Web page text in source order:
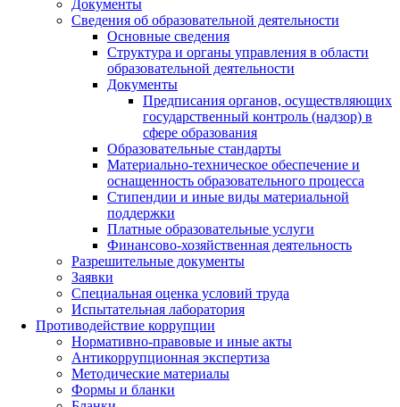
Документы
Сведения об образовательной деятельности
Основные сведения
Структура и органы управления в области
образовательной деятельности
Документы
Предписания органов, осуществляющих
государственный контроль (надзор) в
сфере образования
Образовательные стандарты
Материально-техническое обеспечение и
оснащенность образовательного процесса
Стипендии и иные виды материальной
поддержки
Платные образовательные услуги
Финансово-хозяйственная деятельность
Разрешительные документы
Заявки
Специальная оценка условий труда
Испытательная лаборатория
Противодействие коррупции
Нормативно-правовые и иные акты
Антикоррупционная экспертиза
Методические материалы
Формы и бланки